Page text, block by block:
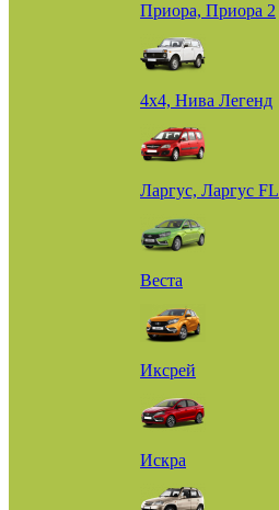
Приора, Приора 2
4х4, Нива Легенд
Ларгус, Ларгус FL
Веста
Иксрей
Искра